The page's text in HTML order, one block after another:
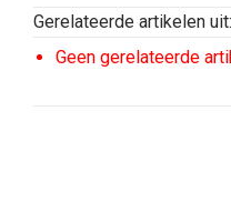
Gerelateerde artikelen uit:
Geen gerelateerde